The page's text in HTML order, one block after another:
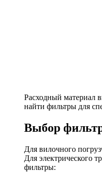
Расходный материал
найти фильтры для
Выбор
Для вилочного
Для электрического
фильтры: